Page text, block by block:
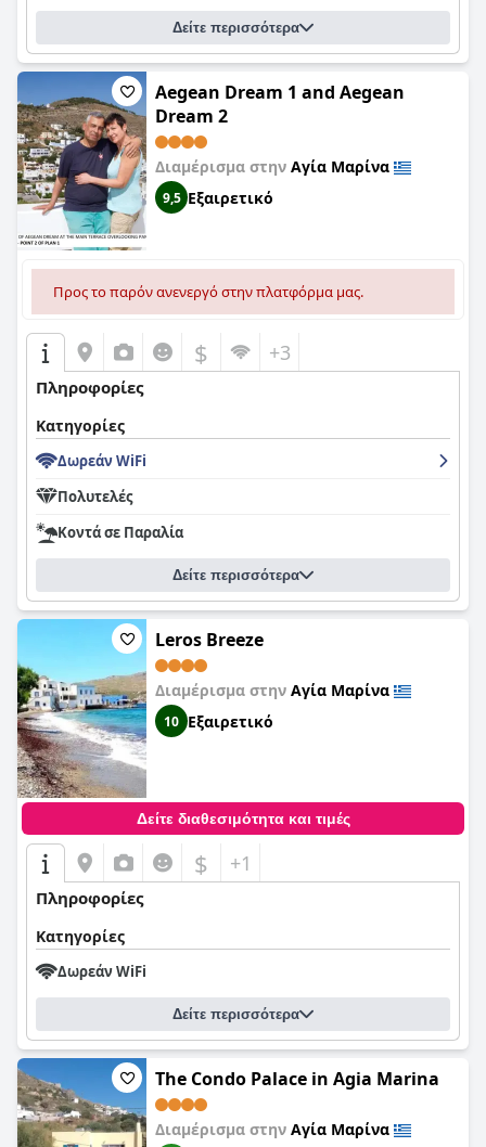
Δείτε περισσότερα
Aegean Dream 1 and Aegean
Dream 2
Διαμέρισμα στην Αγία Μαρίνα
9,5 Εξαιρετικό
Προς το παρόν ανενεργό στην πλατφόρμα μας.
$ +3
Πληροφορίες
Κατηγορίες
Δωρεάν WiFi
Πολυτελές
Κοντά σε Παραλία
Δείτε περισσότερα
Leros Breeze
Διαμέρισμα στην Αγία Μαρίνα
10 Εξαιρετικό
Δείτε διαθεσιμότητα και τιμές
$ +1
Πληροφορίες
Κατηγορίες
Δωρεάν WiFi
Δείτε περισσότερα
The Condo Palace in Agia Marina
Διαμέρισμα στην Αγία Μαρίνα